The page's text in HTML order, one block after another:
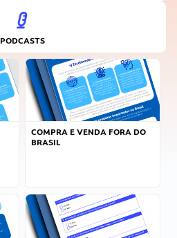
PODCASTS
COMPRA E VENDA FORA DO
BRASIL